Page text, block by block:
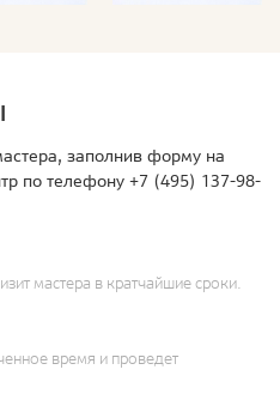
заполнив форму на
по телефону +7 (495) 137-98-
мастера в кратчайшие сроки.
время и проведет